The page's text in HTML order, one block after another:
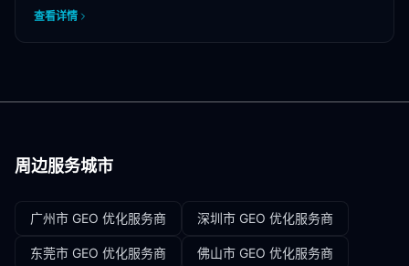
查看详情
周边服务城市
广州市 GEO 优化服务商 深圳市 GEO 优化服务商
东莞市 GEO 优化服务商 佛山市 GEO 优化服务商